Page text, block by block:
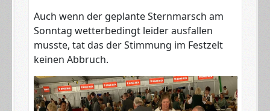
Auch wenn der geplante Sternmarsch am
Sonntag wetterbedingt leider ausfallen
musste, tat das der Stimmung im Festzelt
keinen Abbruch.